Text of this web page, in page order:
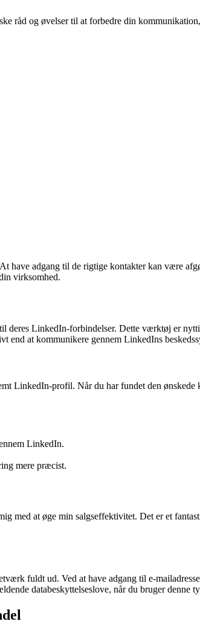
råd og øvelser til at forbedre din
adgang til de rigtige kontakter kan være
virksomhed.
LinkedIn-forbindelser. Dette værktøj er
end at kommunikere gennem LinkedIns
LinkedIn-profil. Når du har fundet den
LinkedIn.
mere præcist.
med at øge min salgseffektivitet. Det er et
fuldt ud. Ved at have adgang til e-
databeskyttelseslove, når du bruger denne